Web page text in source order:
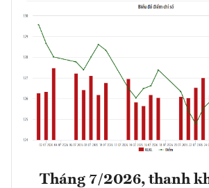
Tháng 7/2026, thanh